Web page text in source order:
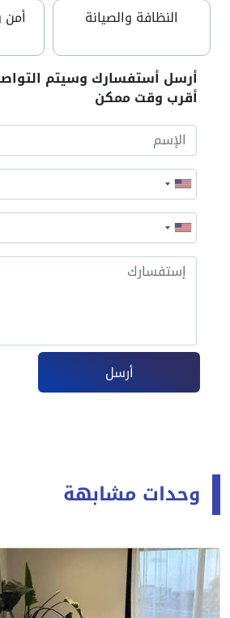
النظافة والصيانة
أرسل أستفسارك وسيتم
أقرب وقت ممكن
أرسل
وحدات مشابهة